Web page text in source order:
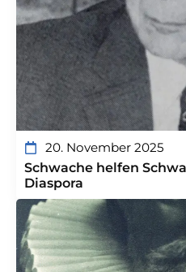
20. November 2025
Schwache helfen
Diaspora